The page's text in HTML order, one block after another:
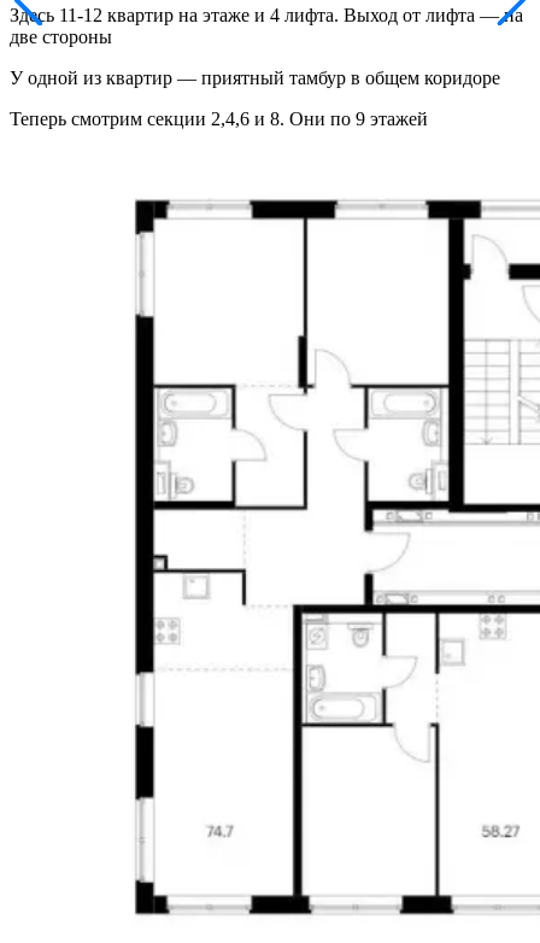
Здесь 11-12 квартир на этаже и 4 лифта. Выход от лифта — на
две стороны
У одной из квартир — приятный тамбур в общем коридоре
Теперь смотрим секции 2,4,6 и 8. Они по 9 этажей